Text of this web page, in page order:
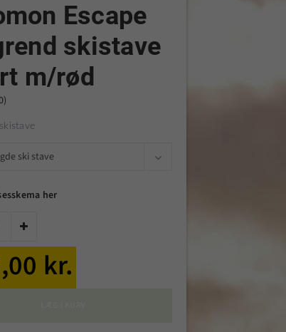
Escape
skistave
m/rød
her

kr.